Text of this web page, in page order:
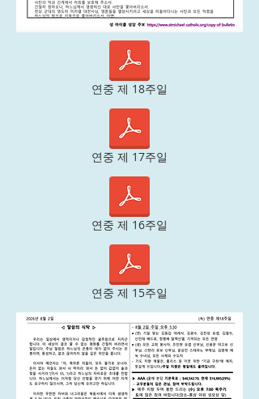
연중 제 18주일
연중 제 17주일
연중 제 16주일
연중 제 15주일